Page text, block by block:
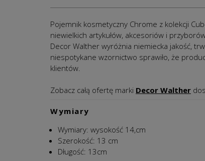
Pojemnik kosmetyczny Chrome z kolekcji
niewielkich artykułów, akcesoriów i
Decor Walther wyróżnia niemiecka jakość,
niespotykane wzornictwo sprawiło, że
klientów.
Zobacz całą ofertę marki Decor Walther
Wymiary
Wymiary: wysokość 14,cm
Szerokość: 13 cm
Długość: 13cm